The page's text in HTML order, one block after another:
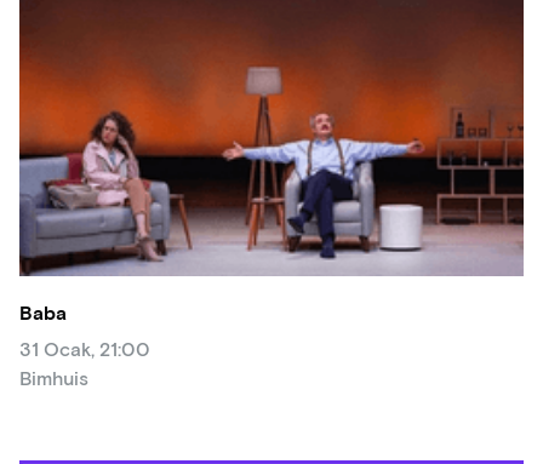
Baba
31 Ocak, 21:00
Bimhuis